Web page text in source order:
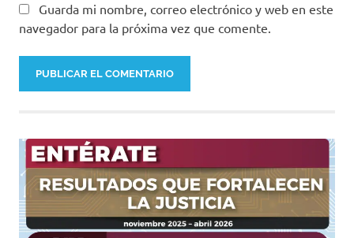
Guarda mi nombre, correo electrónico y web en este
navegador para la próxima vez que comente.